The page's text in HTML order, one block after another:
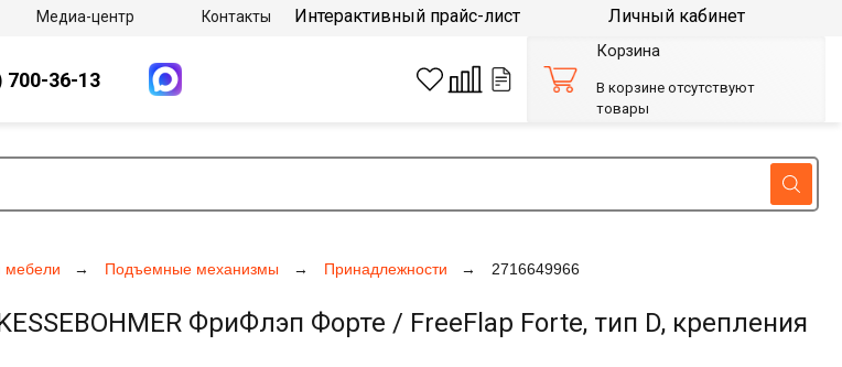
мебели Подъемные механизмы Принадлежности 2716649966
ФриФлэп Форте / FreeFlap Forte, тип D, крепления
Медиа-центр Контакты Интерактивный прайс-лист Личный кабинет
700-36-13
Корзина
В корзине отсутствуют
товары